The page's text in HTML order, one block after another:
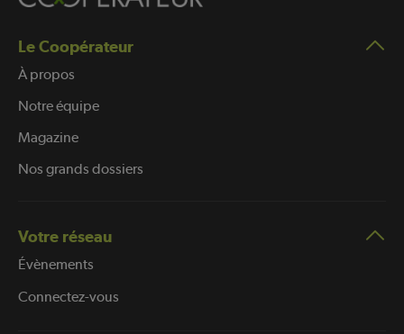
Le Coopérateur
À propos
Notre équipe
Magazine
Nos grands dossiers
Votre réseau
Évènements
Connectez-vous